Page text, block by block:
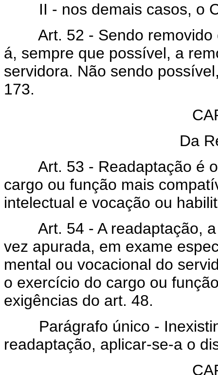
II - nos demais casos, o
Art. 52 - Sendo removido
á, sempre que possível, a
servidora. Não sendo
173.
Da
Art. 53 - Readaptação é o
cargo ou função mais
intelectual e vocação ou
Art. 54 - A readaptação, a
vez apurada, em exame
mental ou vocacional do
o exercício do cargo ou
exigências do art. 48.
Parágrafo único -
readaptação, aplicar-se-a o